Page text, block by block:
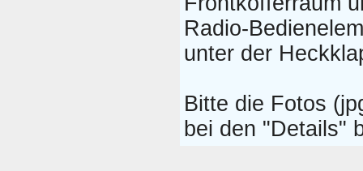
Radio-
unter der
Bitte die Fotos
bei den "Details"